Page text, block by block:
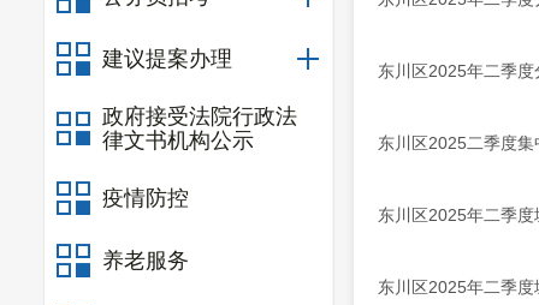
建议提案办理
政府接受法院行政法
律文书机构公示
疫情防控
养老服务
东川区2025年二季
东川区2025二季度
东川区2025年二季
东川区2025年二季